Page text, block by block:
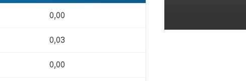
0,00
0,03
0,00